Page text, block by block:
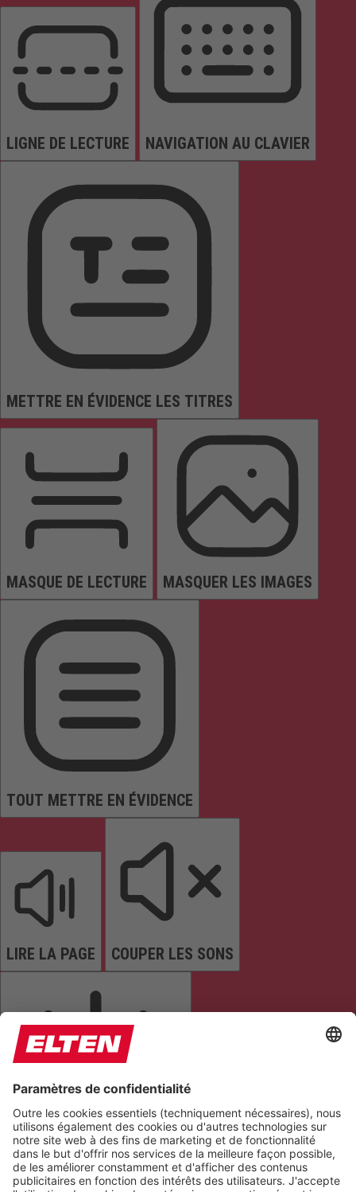
LIGNE DE LECTURE NAVIGATION AU CLAVIER
METTRE EN ÉVIDENCE LES TITRES
MASQUE DE LECTURE MASQUER LES IMAGES
TOUT METTRE EN ÉVIDENCE
LIRE LA PAGE COUPER LES SONS
ARRÊTER LES ANIMATIONS